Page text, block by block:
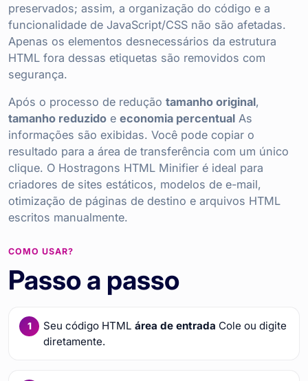
preservados; assim, a organização do código e a
funcionalidade de JavaScript/CSS não são afetadas.
Apenas os elementos desnecessários da estrutura
HTML fora dessas etiquetas são removidos com
segurança.
Após o processo de redução tamanho original,
tamanho reduzido e economia percentual As
informações são exibidas. Você pode copiar o
resultado para a área de transferência com um único
clique. O Hostragons HTML Minifier é ideal para
criadores de sites estáticos, modelos de e-mail,
otimização de páginas de destino e arquivos HTML
escritos manualmente.
COMO USAR?
Passo a passo
Seu código HTML área de entrada Cole ou digite
diretamente.